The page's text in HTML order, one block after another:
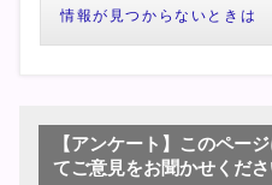
情報が見つからないときは
【アンケート】このペー
てご意見をお聞かせくだ